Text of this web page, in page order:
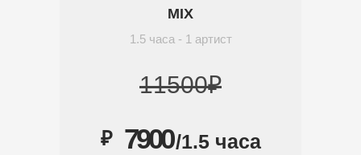
MIX
1.5 часа - 1 артист
11500₽
₽ 7900/1.5 часа